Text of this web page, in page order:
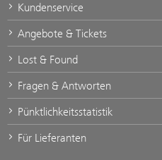
Kundenservice
Angebote & Tickets
Lost & Found
Fragen & Antworten
Pünktlichkeitsstatistik
Für Lieferanten